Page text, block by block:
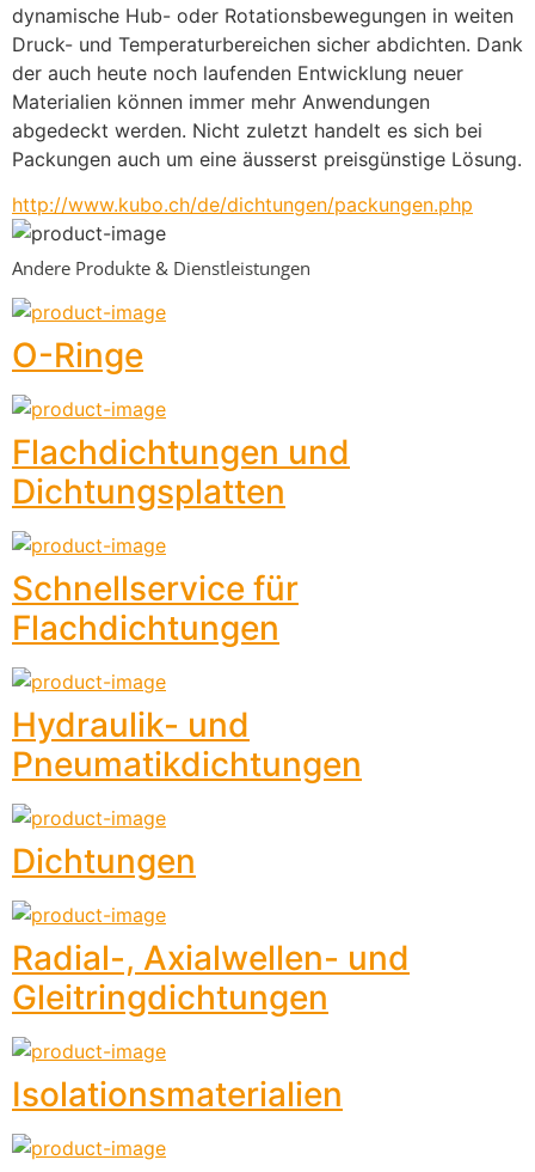
dynamische Hub- oder Rotationsbewegungen in weiten
Druck- und Temperaturbereichen sicher abdichten. Dank
der auch heute noch laufenden Entwicklung neuer
Materialien können immer mehr Anwendungen
abgedeckt werden. Nicht zuletzt handelt es sich bei
Packungen auch um eine äusserst preisgünstige Lösung.
http://www.kubo.ch/de/dichtungen/packungen.php
Andere Produkte & Dienstleistungen
O-Ringe
Flachdichtungen und
Dichtungsplatten
Schnellservice für
Flachdichtungen
Hydraulik- und
Pneumatikdichtungen
Dichtungen
Radial-, Axialwellen- und
Gleitringdichtungen
Isolationsmaterialien